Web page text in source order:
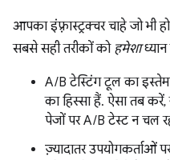
आपका इंफ़्रास्ट्रक्चर चाहे जो भी
सबसे सही तरीकों को हमेशाध्यान
A/B टेस्टिंग टूल का
का हिस्सा हैं. ऐसा तब
पेजों पर A/B टेस्ट न चल
ज़्यादातर उपयोगकर्ताओं